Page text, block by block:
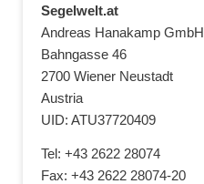
Segelwelt.at
Andreas Hanakamp GmbH
Bahngasse 46
2700 Wiener Neustadt
Austria
UID: ATU37720409
Tel: +43 2622 28074
Fax: +43 2622 28074-20